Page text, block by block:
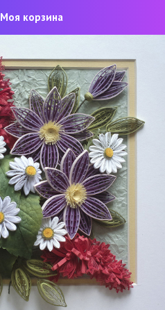
Моя корзина